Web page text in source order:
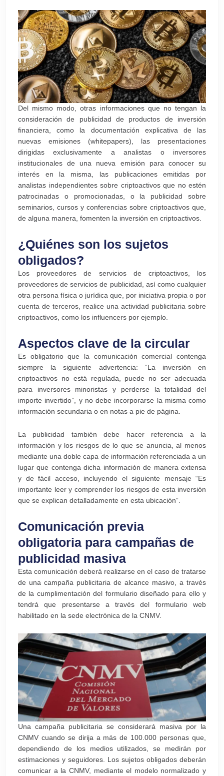
Del mismo modo, otras informaciones que no tengan la
consideración de publicidad de productos de inversión
financiera, como la documentación explicativa de las
nuevas emisiones (whitepapers), las presentaciones
dirigidas exclusivamente a analistas o inversores
institucionales de una nueva emisión para conocer su
interés en la misma, las publicaciones emitidas por
analistas independientes sobre criptoactivos que no estén
patrocinadas o promocionadas, o la publicidad sobre
seminarios, cursos y conferencias sobre criptoactivos que,
de alguna manera, fomenten la inversión en criptoactivos.
¿Quiénes son los sujetos
obligados?
Los proveedores de servicios de criptoactivos, los
proveedores de servicios de publicidad, así como cualquier
otra persona física o jurídica que, por iniciativa propia o por
cuenta de terceros, realice una actividad publicitaria sobre
criptoactivos, como los influencers por ejemplo.
Aspectos clave de la circular
Es obligatorio que la comunicación comercial contenga
siempre la siguiente advertencia: “La inversión en
criptoactivos no está regulada, puede no ser adecuada
para inversores minoristas y perderse la totalidad del
importe invertido”, y no debe incorporarse la misma como
información secundaria o en notas a pie de página.
La publicidad también debe hacer referencia a la
información y los riesgos de lo que se anuncia, al menos
mediante una doble capa de información referenciada a un
lugar que contenga dicha información de manera extensa
y de fácil acceso, incluyendo el siguiente mensaje “Es
importante leer y comprender los riesgos de esta inversión
que se explican detalladamente en esta ubicación”.
Comunicación previa
obligatoria para campañas de
publicidad masiva
Esta comunicación deberá realizarse en el caso de tratarse
de una campaña publicitaria de alcance masivo, a través
de la cumplimentación del formulario diseñado para ello y
tendrá que presentarse a través del formulario web
habilitado en la sede electrónica de la CNMV.
Una campaña publicitaria se considerará masiva por la
CNMV cuando se dirija a más de 100.000 personas que,
dependiendo de los medios utilizados, se medirán por
estimaciones y seguidores. Los sujetos obligados deberán
comunicar a la CNMV, mediante el modelo normalizado y